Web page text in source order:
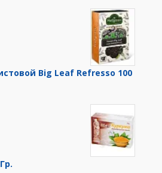
Big Leaf Refresso 100